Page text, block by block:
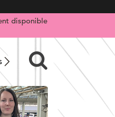
disponible